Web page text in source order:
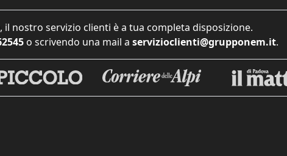
il nostro servizio clienti è a tua completa disposizione.
o scrivendo una mail a servizioclienti@grupponem.it.